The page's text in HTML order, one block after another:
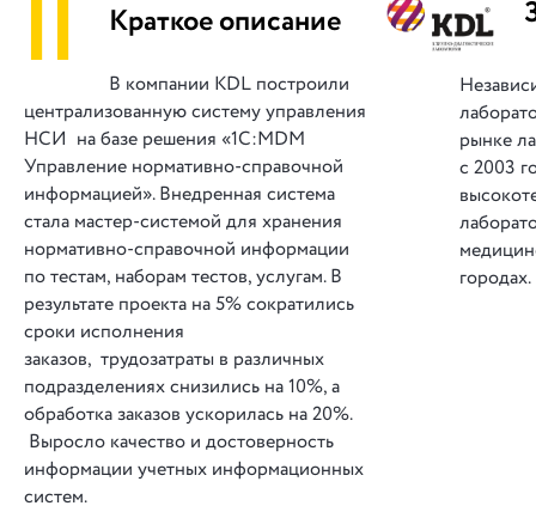
|| Краткое описание
В компании KDL построили
централизованную систему управления
НСИ на базе решения «1С:MDM
Управление нормативно-справочной
информацией». Внедренная система
стала мастер-системой для хранения
нормативно-справочной информации
по тестам, наборам тестов, услугам. В
результате проекта на 5% сократились
сроки исполнения
заказов, трудозатраты в различных
подразделениях снизились на 10%, а
обработка заказов ускорилась на 20%.
Выросло качество и достоверность
информации учетных информационных
систем.
рынке
с 2003
городах.